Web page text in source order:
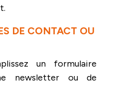
DE CONTACT OU
un formulaire
newsletter ou de